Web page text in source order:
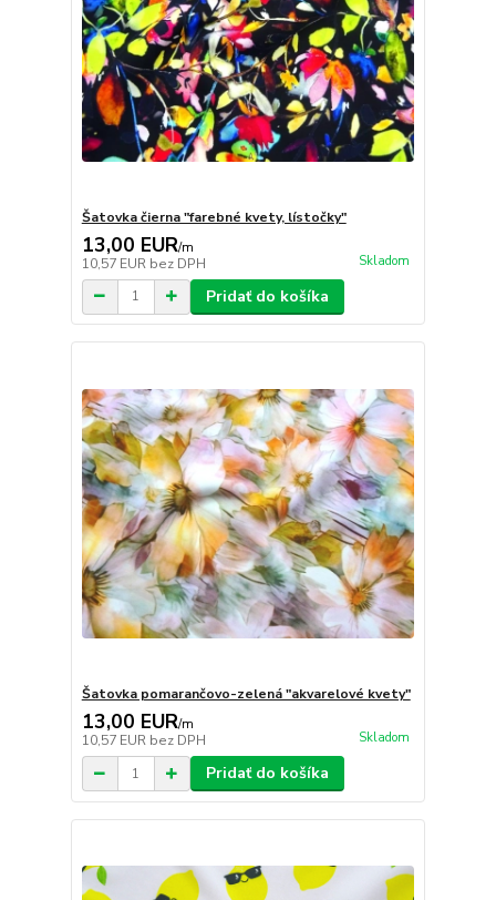
Šatovka čierna "farebné kvety, lístočky"
13,00 EUR/m
10,57 EUR bez DPH Skladom
Pridať do košíka
Šatovka pomarančovo-zelená "akvarelové kvety"
13,00 EUR/m
10,57 EUR bez DPH Skladom
Pridať do košíka